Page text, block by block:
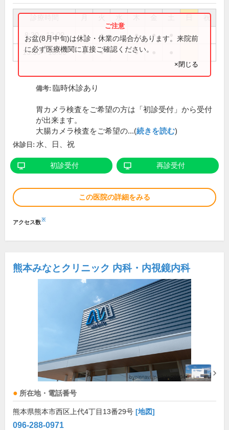
祝
8:30～12:00 ● ● ● ●
13:30～18:00 ● ● ●
お盆(8月中旬)は休診・休業の場合があります。来院前
に必ず医療機関に直接ご確認ください。
×閉じる
備考: 臨時休診あり
胃カメラ検査をご希望の方は「初診受付」から受付
が出来ます。
大腸カメラ検査をご希望の...(続きを読む)
休診日: 水、日、祝
初診受付 再診受付
この医院の詳細をみる
アクセス数※
熊本みなとクリニック 内科・内視鏡内科
所在地・電話番号
熊本県熊本市西区上代4丁目13番29号 [地図]
096-288-0971